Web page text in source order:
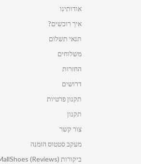
אודותינו
איך רוכשים?
תנאי תשלום
משלוחים
החזרות
דרושים
תקנון פרטיות
תקנון
צור קשר
מעקב סטטוס הזמנה
ביקורות MallShoes (Reviews)